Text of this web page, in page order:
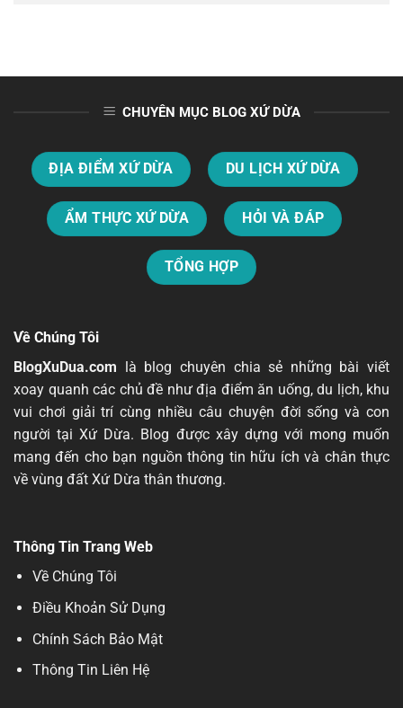
CHUYÊN MỤC BLOG XỨ DỪA
ĐỊA ĐIỂM XỨ DỪA DU LỊCH XỨ DỪA
ẨM THỰC XỨ DỪA HỎI VÀ ĐÁP
TỔNG HỢP
Về Chúng Tôi
BlogXuDua.com là blog chuyên chia sẻ những bài viết
xoay quanh các chủ đề như địa điểm ăn uống, du lịch, khu
vui chơi giải trí cùng nhiều câu chuyện đời sống và con
người tại Xứ Dừa. Blog được xây dựng với mong muốn
mang đến cho bạn nguồn thông tin hữu ích và chân thực
về vùng đất Xứ Dừa thân thương.
Thông Tin Trang Web
Về Chúng Tôi
Điều Khoản Sử Dụng
Chính Sách Bảo Mật
Thông Tin Liên Hệ